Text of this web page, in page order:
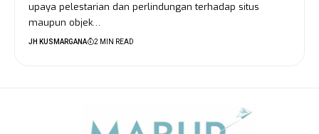
upaya pelestarian dan perlindungan terhadap situs
maupun objek…
JH KUSMARGANA 2 MIN READ